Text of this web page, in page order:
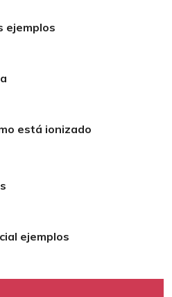
ejemplos
está ionizado
ejemplos